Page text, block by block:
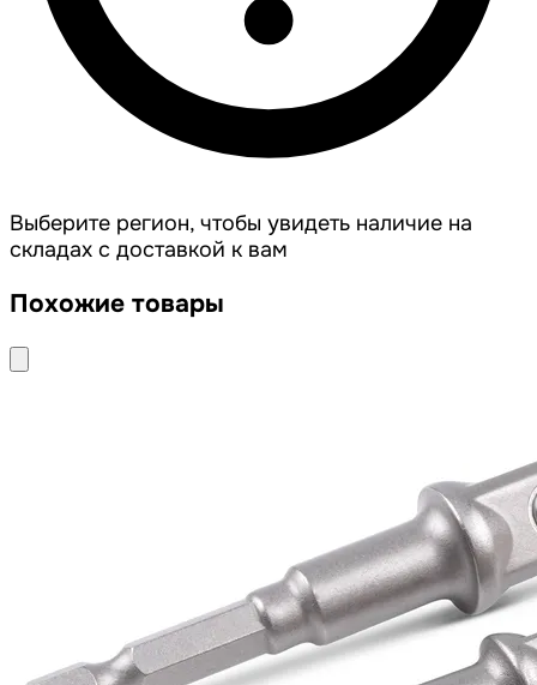
Выберите регион, чтобы увидеть наличие на
складах с доставкой к вам
Похожие товары